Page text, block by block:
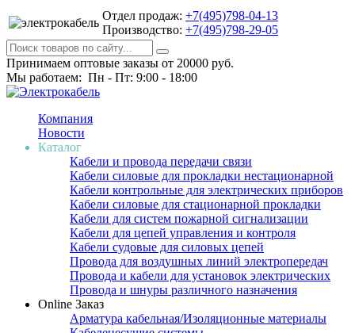
Отдел продаж: +7(495)798-04-13
Производство: +7(495)798-29-05
Принимаем оптовые заказы от 20000 руб.
Мы работаем: Пн - Пт: 9:00 - 18:00
Компания
Новости
Каталог
Кабели и провода передачи связи
Кабели силовые для прокладки нестационарной
Кабели контрольные для электрических приборов
Кабели силовые для стационарной прокладки
Кабели для систем пожарной сигнализации
Кабели для цепей управления и контроля
Кабели судовые для силовых цепей
Провода для воздушных линий электропередач
Провода и кабели для установок электрических
Провода и шнуры различного назначения
Online Заказ
Арматура кабельная/Изоляционные материалы